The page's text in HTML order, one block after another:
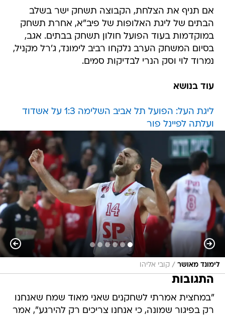
אם תניף את הצלחת, הקבוצה תשחק ישר בשלב
הבתים של ליגת האלופות של פיב"א, אחרת תשחק
במוקדמות בעוד הפועל חולון תשחק בבתים. אגב,
בסיום המשחק הערב נלקחו רביב לימונד, ג'רל מקניל,
נמרוד לוי וסק הנרי לבדיקות סמים.
עוד בנושא
ליגת העל: הפועל תל אביב השלימה 1:3 על אשדוד
ועלתה לפיינל פור
לימונד מאושר / קובי אליהו
התגובות
"במחצית אמרתי לשחקנים שאני מאוד שמח שאנחנו
רק בפיגור שמונה, כי אנחנו צריכים רק להירגע", אמר